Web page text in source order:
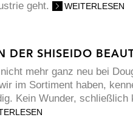
geht.
WEITERLESEN
DER SHISEIDO
mehr ganz neu bei
im Sortiment haben,
Kein Wunder,